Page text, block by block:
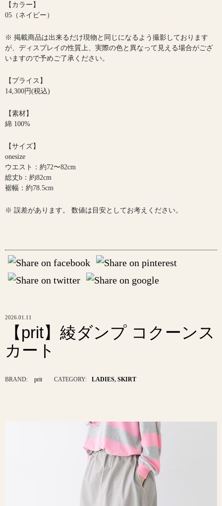
【カラー】
05（ネイビー）
※ 掲載商品は出来るだけ現物と同じになるよう撮影しております
が、ディスプレイの性質上、実際の色と異なって見える場合がござ
いますので予めご了承ください。
【プライス】
14,300円(税込)
【素材】
綿 100%
【サイズ】
onesize
ウエスト：約72〜82cm
総丈b：約82cm
裾幅：約78.5cm
※ 誤差があります。 数値は目安としてお考えください。
2026.01.11
【prit】綾ダンプ コクーンス
カート
BRAND: prit CATEGORY: LADIES, SKIRT